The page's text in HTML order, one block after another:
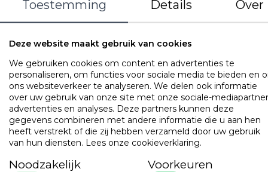
Toestemming Details Over
Deze website maakt gebruik van cookies
We gebruiken cookies om content en advertenties te
personaliseren, om functies voor sociale media te bieden en
ons websiteverkeer te analyseren. We delen ook informatie
over uw gebruik van onze site met onze sociale-
advertenties en analyses. Deze partners kunnen deze
gegevens combineren met andere informatie die u aan hen
heeft verstrekt of die zij hebben verzameld door uw gebruik
van hun diensten. Lees onze cookieverklaring.
Noodzakelijk Voorkeuren